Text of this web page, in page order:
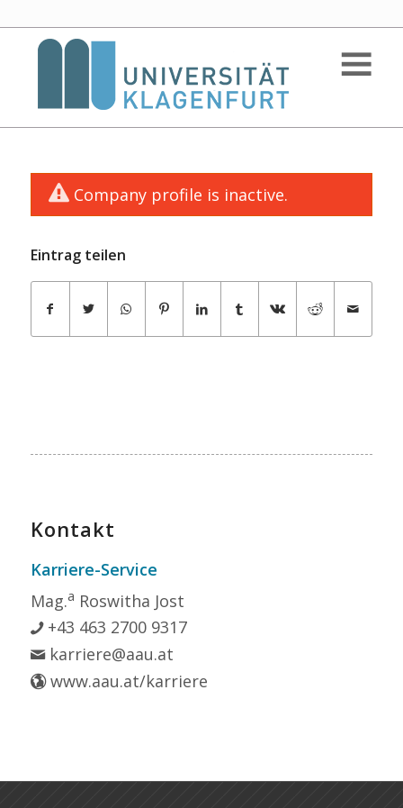
Company profile is inactive.
Eintrag teilen
Kontakt
Karriere-Service
Mag.a Roswitha Jost
+43 463 2700 9317
karriere@aau.at
www.aau.at/karriere